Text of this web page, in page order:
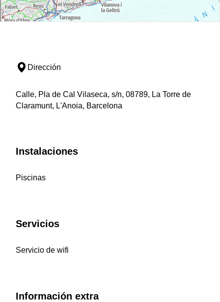
Dirección
Calle, Pla de Cal Vilaseca, s/n, 08789, La Torre de
Claramunt, L'Anoia, Barcelona
Instalaciones
Piscinas
Servicios
Servicio de wifi
Información extra